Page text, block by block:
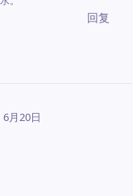
回复
6月20日